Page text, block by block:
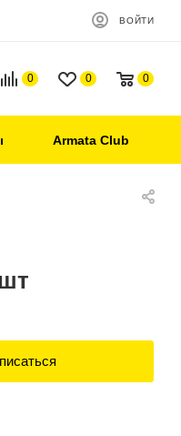
ВОЙТИ
0 0 0
Armata Club